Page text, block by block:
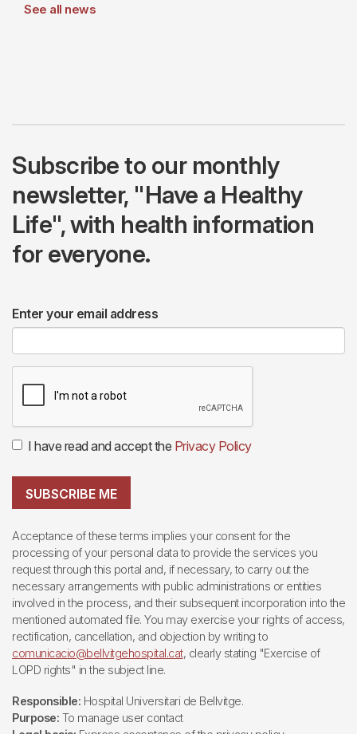
See all news
Subscribe to our monthly
newsletter, "Have a Healthy
Life", with health information
for everyone.
Enter your email address
I have read and accept the Privacy Policy
SUBSCRIBE ME
Acceptance of these terms implies your consent for the
processing of your personal data to provide the services you
request through this portal and, if necessary, to carry out the
necessary arrangements with public administrations or entities
involved in the process, and their subsequent incorporation into the
mentioned automated file. You may exercise your rights of access,
rectification, cancellation, and objection by writing to
comunicacio@bellvitgehospital.cat, clearly stating "Exercise of
LOPD rights" in the subject line.
Responsible: Hospital Universitari de Bellvitge.
Purpose: To manage user contact